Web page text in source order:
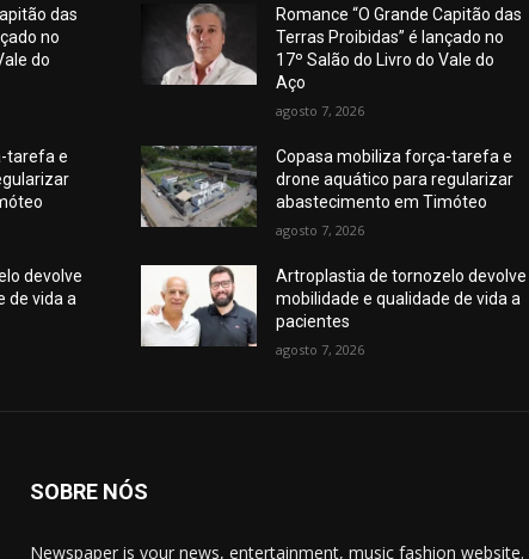
das
no
do
tarefa e
devolve
de vida a
Romance “O Grande Capitão das
Terras Proibidas” é lançado no
17º Salão do Livro do Vale do
Aço
agosto 7, 2026
Copasa mobiliza força-tarefa e
drone aquático para regularizar
abastecimento em Timóteo
agosto 7, 2026
Artroplastia de tornozelo devolve
mobilidade e qualidade de vida a
pacientes
agosto 7, 2026
SOBRE NÓS
Newspaper is your news, entertainment, music fashion website.